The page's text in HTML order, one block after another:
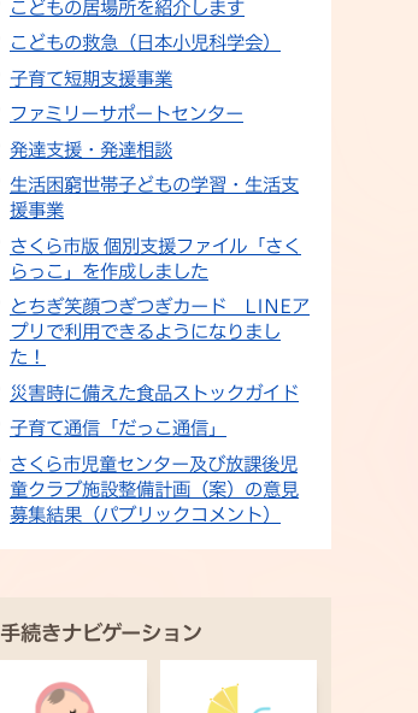
こどもの居場所を紹介します
こどもの救急（日本小児科学会）
子育て短期支援事業
ファミリーサポートセンター
発達支援・発達相談
生活困窮世帯子どもの学習・生活支
援事業
さくら市版 個別支援ファイル「さく
らっこ」を作成しました
とちぎ笑顔つぎつぎカード LINEア
プリで利用できるようになりまし
た！
災害時に備えた食品ストックガイド
子育て通信「だっこ通信」
さくら市児童センター及び放課後児
童クラブ施設整備計画（案）の意見
募集結果（パブリックコメント）
手続きナビゲーション